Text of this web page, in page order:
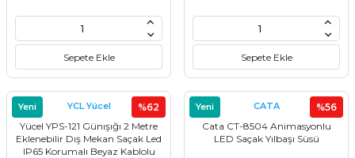
Sepete Ekle Sepete Ekle
%62
Yeni YCL Yücel
Yücel YPS-121 Günışığı 2 Metre
Eklenebilir Dış Mekan Saçak Led
IP65 Korumalı Beyaz Kablolu
%56
Yeni CATA
Cata CT-8504 Animasyonlu
LED Saçak Yılbaşı Süsü